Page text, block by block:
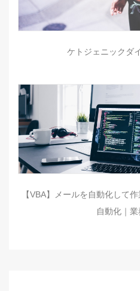
ケトジェニックダ
【VBA】メールを自動化して
自動化｜